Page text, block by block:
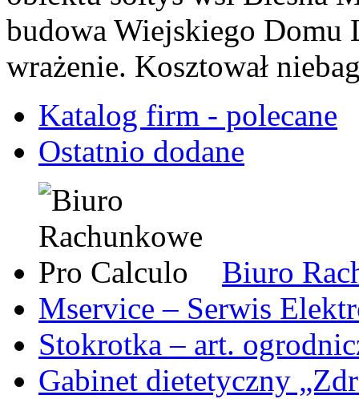
budowa Wiejskiego Domu
wrażenie. Kosztował
Katalog firm - polecane
Ostatnio dodane
Biuro
Mservice – Serwis
Stokrotka – art.
Gabinet dietetyczny